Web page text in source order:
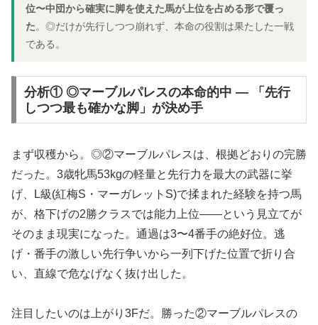
位〜中団から確実に脚を使えた馬が上位を占める形で覆っ
た。◎だけが先行しつつ崩れず、本命の役割は果たした一戦
である。
分析① ◎マーブルパレスの本命的中 — 「先行
しつつ最も確かな脚」が決め手
まず収穫から。◎②マーブルパレスは、根拠どおりの完勝
だった。3歳牝馬53kgの軽量と先行力を最大の武器に挙
げ、L級(紅梅S・マーガレットS)で揉まれた経験を持つ馬
が、格下げの2勝クラスでは能力上位——という見立てが
そのまま現実になった。通過は3〜4番手の絶好位。逃
げ・番手の激しい先行争いから一列下げた位置で折り合
い、直線で危なげなく抜け出した。
注目したいのは上がり3Fだ。勝った②マーブルパレスの